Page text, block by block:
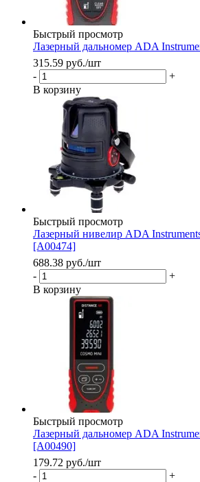
Быстрый просмотр
Лазерный дальномер ADA
315.59 руб./шт
-
+
В корзину
Быстрый просмотр
Лазерный нивелир ADA
[A00474]
688.38 руб./шт
-
+
В корзину
Быстрый просмотр
Лазерный дальномер ADA
[A00490]
179.72 руб./шт
-
+